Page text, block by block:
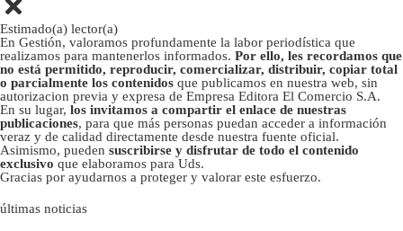
Estimado(a) lector(a)
En Gestión, valoramos profundamente la labor periodística que
realizamos para mantenerlos informados. Por ello, les recordamos que
no está permitido, reproducir, comercializar, distribuir, copiar total
o parcialmente los contenidos que publicamos en nuestra web, sin
autorizacion previa y expresa de Empresa Editora El Comercio S.A.
En su lugar, los invitamos a compartir el enlace de nuestras
publicaciones, para que más personas puedan acceder a información
veraz y de calidad directamente desde nuestra fuente oficial.
Asimismo, pueden suscribirse y disfrutar de todo el contenido
exclusivo que elaboramos para Uds.
Gracias por ayudarnos a proteger y valorar este esfuerzo.
últimas noticias